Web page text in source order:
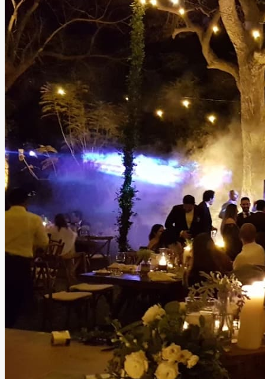
tamaños. El recinto es perfecto para bodas, XV años,
aniversarios, graduaciones, conferencias, reuniones
empresariales y convivencias sociales, brindando
comodidad, funcionalidad y una excelente ubicación.
Leer más